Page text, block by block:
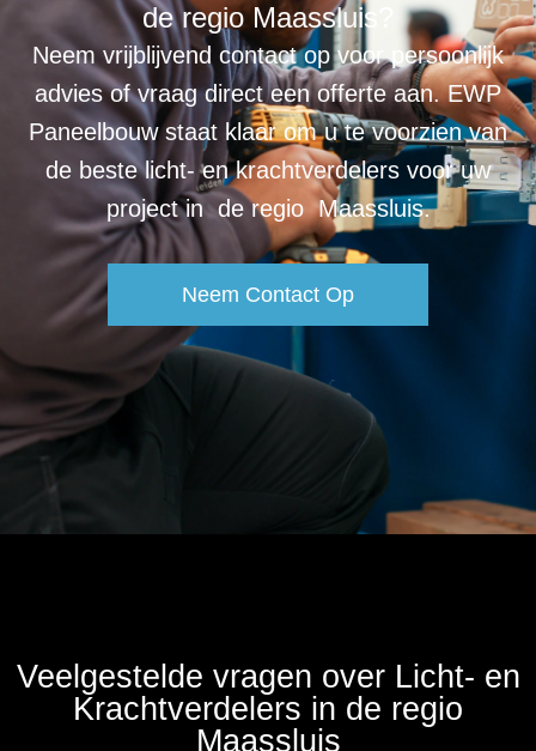
de regio Maassluis?
Neem vrijblijvend contact op voor persoonlijk
advies of vraag direct een offerte aan. EWP
Paneelbouw staat klaar om u te voorzien van
de beste licht- en krachtverdelers voor uw
project in de regio Maassluis.
Neem Contact Op
Veelgestelde vragen over Licht- en
Krachtverdelers in de regio
Maassluis